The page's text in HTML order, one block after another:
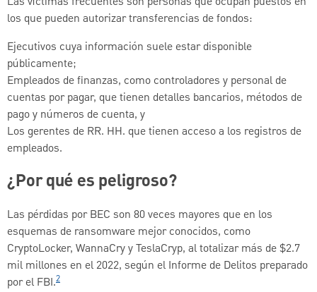
los que pueden autorizar transferencias de fondos:
Ejecutivos cuya información suele estar disponible
públicamente;
Empleados de finanzas, como controladores y personal de
cuentas por pagar, que tienen detalles bancarios, métodos de
pago y números de cuenta, y
Los gerentes de RR. HH. que tienen acceso a los registros de
empleados.
¿Por qué es peligroso?
Las pérdidas por BEC son 80 veces mayores que en los
esquemas de ransomware mejor conocidos, como
CryptoLocker, WannaCry y TeslaCryp, al totalizar más de $2.7
mil millones en el 2022, según el Informe de Delitos preparado
por el FBI.2